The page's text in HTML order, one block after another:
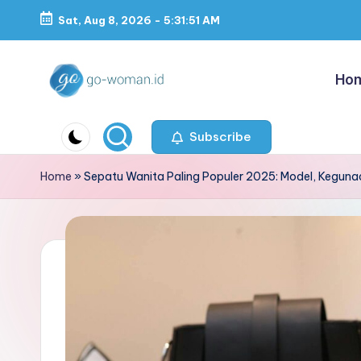
Skip
content
Sat, Aug 8, 2026 - 5:31:51 AM
o
-
W
o
Lifestyle
Untuk
Wanita
Subscribe
Home »Sepatu Wanita Paling Populer 2025: Model,